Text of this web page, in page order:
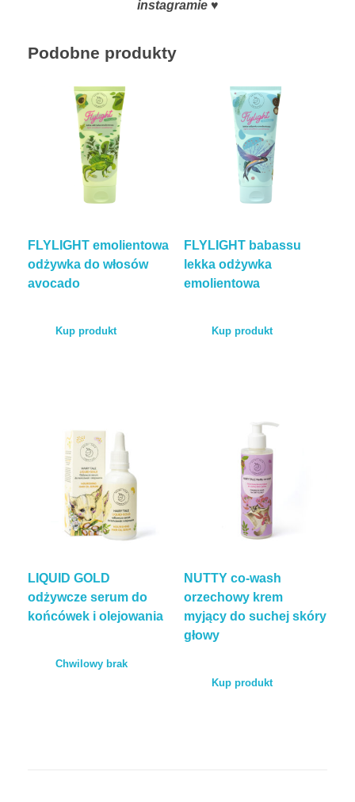
instagramie ♥
Podobne produkty
FLYLIGHT emolientowa
odżywka do włosów
avocado
Kup produkt
FLYLIGHT babassu
lekka odżywka
emolientowa
Kup produkt
LIQUID GOLD
odżywcze serum do
końcówek i olejowania
Chwilowy brak
NUTTY co-wash
orzechowy krem
myjący do suchej skóry
głowy
Kup produkt